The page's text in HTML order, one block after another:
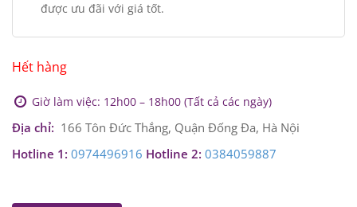
được ưu đãi với giá tốt.
Hết hàng
Giờ làm việc: 12h00 – 18h00 (Tất cả các ngày)
Địa chỉ: 166 Tôn Đức Thắng, Quận Đống Đa, Hà Nội
Hotline 1: 0974496916 Hotline 2: 0384059887